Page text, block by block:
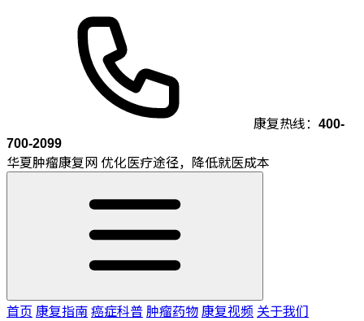
康复热线： 400-
700-2099
华夏肿瘤康复网 优化医疗途径，降低就医成本
首页 康复指南癌症科普肿瘤药物康复视频 关于我们